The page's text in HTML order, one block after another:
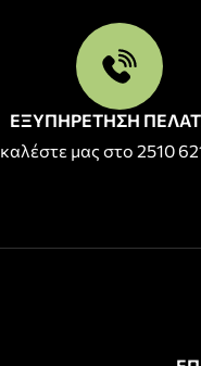
ΕΞΥΠΗΡΕΤΗΣΗ
καλέστε μας στο 2510